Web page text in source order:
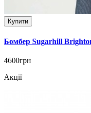
Купити
Бомбер Sugarhill
4600грн
Акції